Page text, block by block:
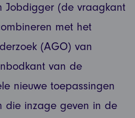
Jobdigger (de vraagkant
met het
(AGO) van
van de
nieuwe toepassingen
die inzage geven in de